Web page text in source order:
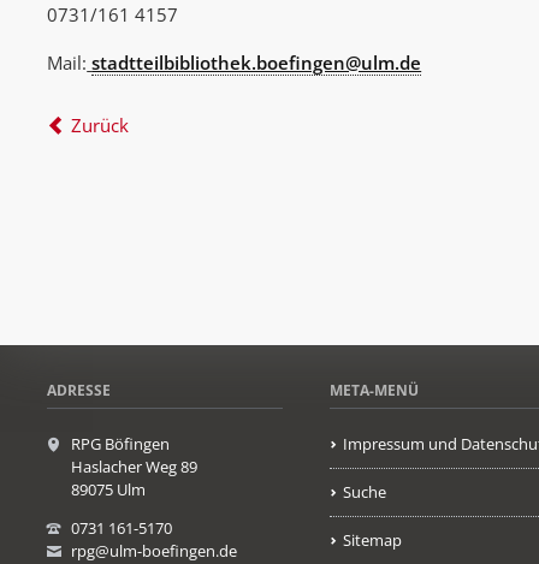
0731/161 4157
Mail: stadtteilbibliothek.boefingen@ulm.de
Zurück
ADRESSE
RPG Böfingen
Haslacher Weg 89
89075 Ulm
0731 161-5170
rpg@ulm-boefingen.de
META-MENÜ
Impressum und
Suche
Sitemap